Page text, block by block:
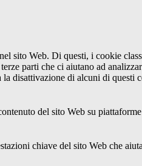
sito Web. Di questi, i cookie
parti che ci aiutano ad
disattivazione di alcuni di questi
del sito Web su
chiave del sito Web che